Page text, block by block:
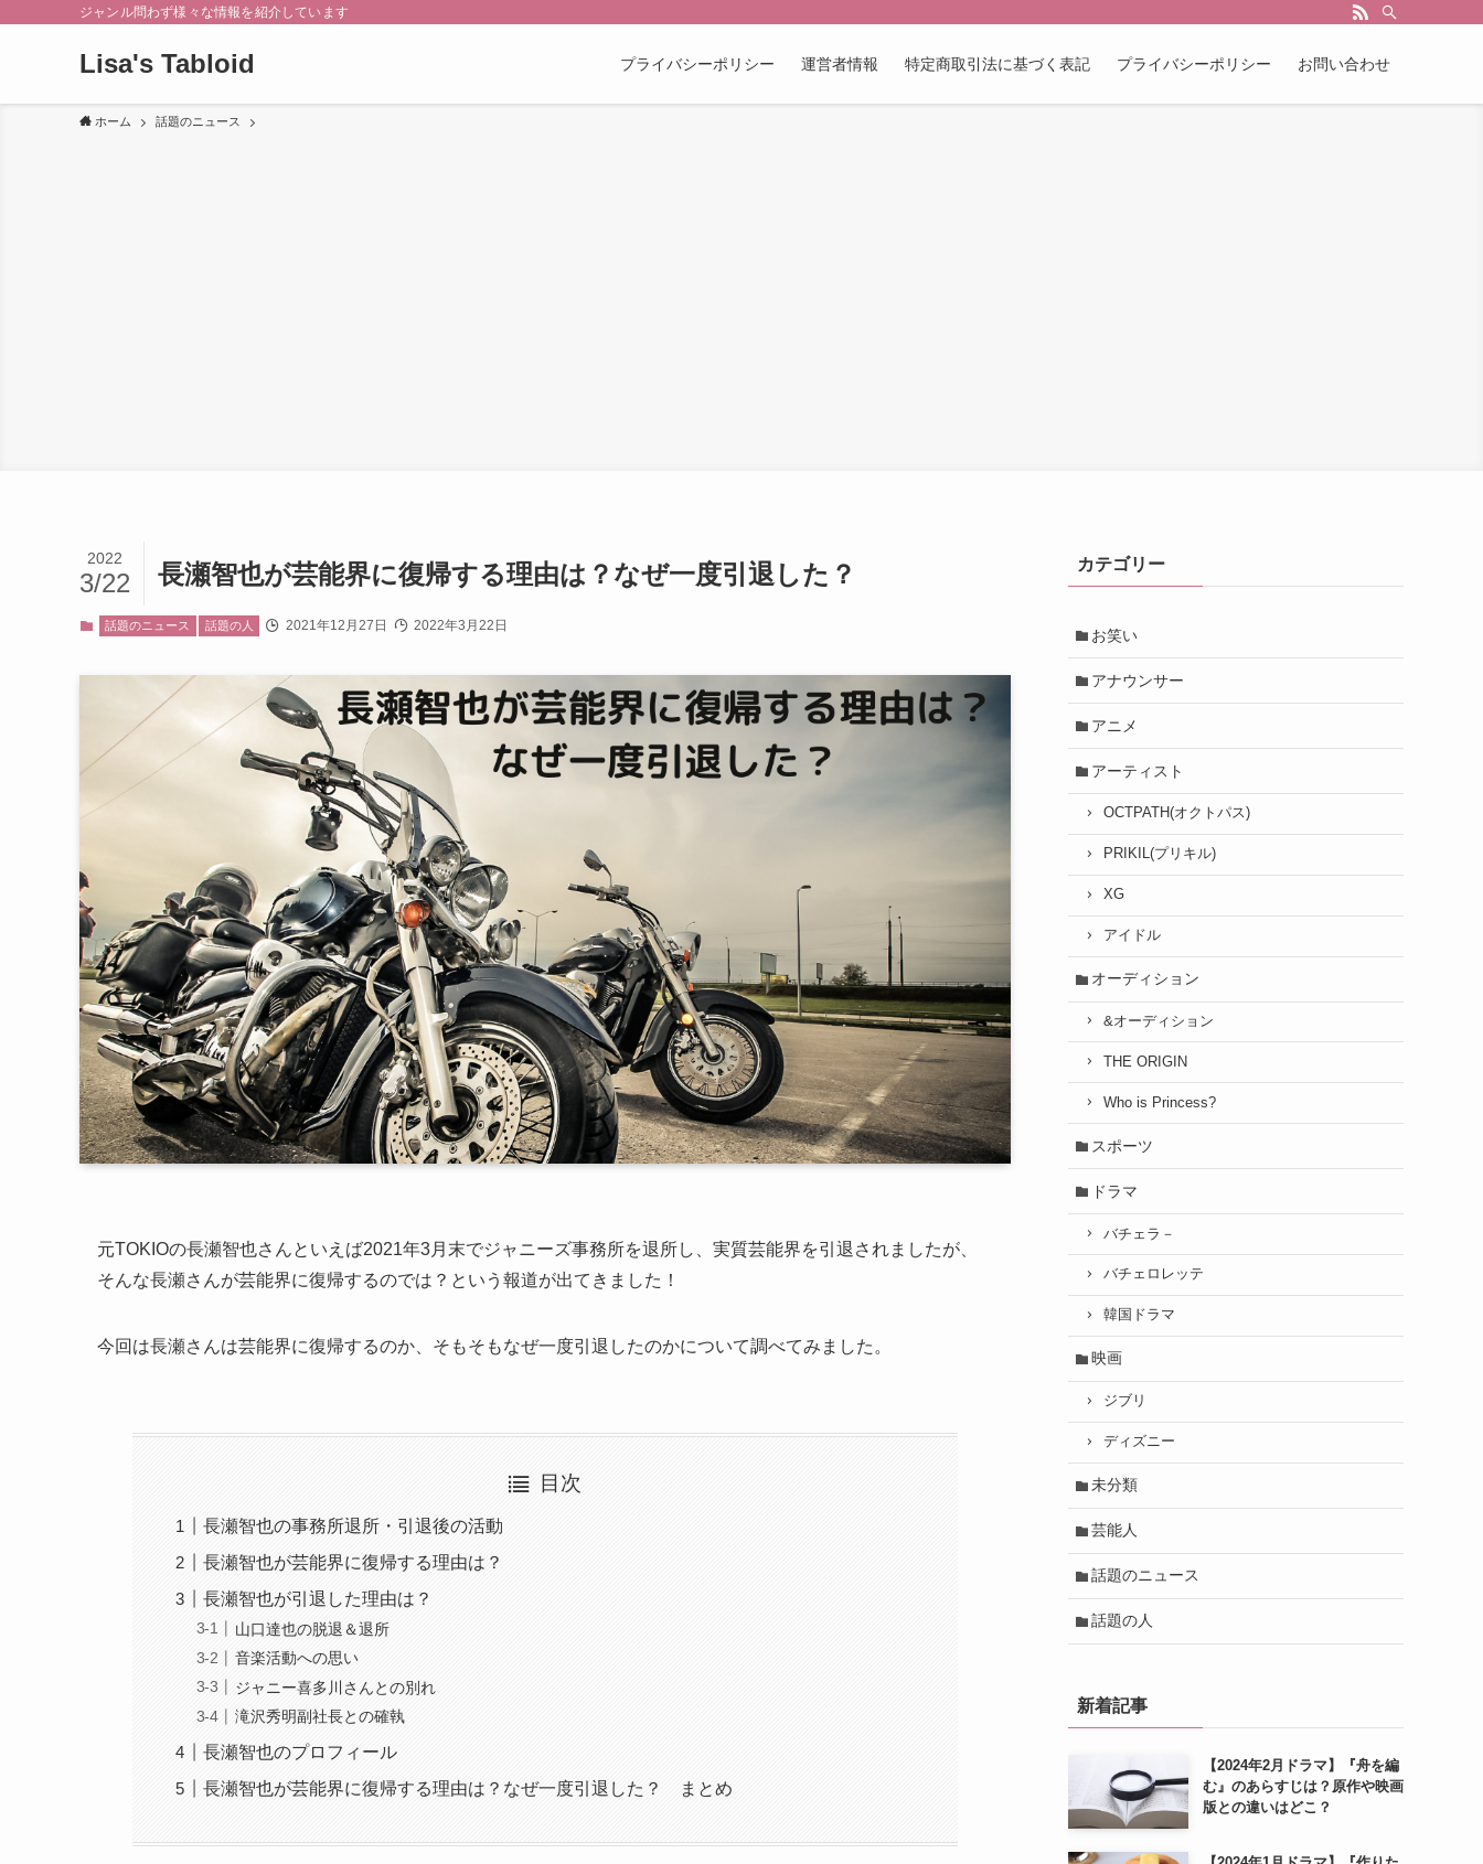
ジャンル問わず様々な情報を紹介しています
Lisa's Tabloid プライバシーポリシー 運営者情報 特定商取引法に基づく表記 プライバシーポリシー お問い合わせ
ホーム 話題のニュース
長瀬智也が芸能界に復帰する理由は？なぜ一度引退した？
2022
3/22
話題のニュース 話題の人 2021年12月27日 2022年3月22日
元TOKIOの長瀬智也さんといえば2021年3月末でジャニーズ事務所を退所し、実質芸能界を引退されましたが、
そんな長瀬さんが芸能界に復帰するのでは？という報道が出てきました！
今回は長瀬さんは芸能界に復帰するのか、そもそもなぜ一度引退したのかについて調べてみました。
目次
長瀬智也の事務所退所・引退後の活動
長瀬智也が芸能界に復帰する理由は？
長瀬智也が引退した理由は？
山口達也の脱退＆退所
音楽活動への思い
ジャニー喜多川さんとの別れ
滝沢秀明副社長との確執
長瀬智也のプロフィール
長瀬智也が芸能界に復帰する理由は？なぜ一度引退した？ まとめ
カテゴリー
お笑い
アナウンサー
アニメ
アーティスト
OCTPATH(オクトパス)
PRIKIL(プリキル)
XG
アイドル
オーディション
&オーディション
THE ORIGIN
Who is Princess?
スポーツ
ドラマ
バチェラ－
バチェロレッテ
韓国ドラマ
映画
ジブリ
ディズニー
未分類
芸能人
話題のニュース
話題の人
新着記事
【2024年2月ドラマ】『舟を編
む』のあらすじは？原作や映画
版との違いはどこ？